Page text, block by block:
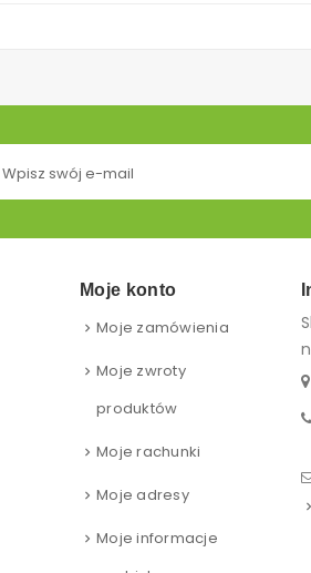
Moje konto
Moje zamówienia
Moje zwroty
produktów
Moje rachunki
Moje adresy
Moje informacje